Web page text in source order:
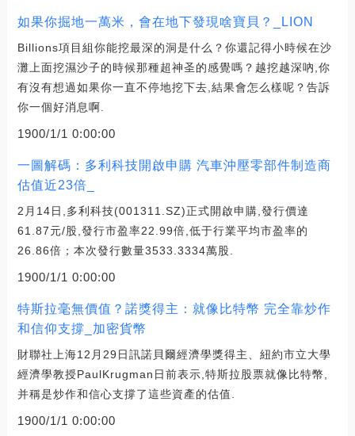
如果你掘地一萬米，會在地下發現啥寶貝？_LION
Billions項目組你能挖最深的洞是什么？你還記得小時候在沙
灘上面挖濕沙子的時候那種超神圣的感覺嗎？越挖越深吶,你
有沒有想過如果你一直不停地挖下去,結果會怎么樣呢？告訴
你一個好消息啊.
1900/1/1 0:00:00
一圖解碼：多利科技開啟申購 汽車沖壓零部件制造商
估值近23倍_
2月14日,多利科技(001311.SZ)正式開啟申購,發行價達
61.87元/股,發行市盈率22.99倍,低于行業平均市盈率的
26.86倍；本次發行數量3533.3334萬股.
1900/1/1 0:00:00
特斯拉毫無價值？諾獎得主：就像比特幣 完全靠炒作
和信仰支撐_加密貨幣
財聯社上海12月29日訊諾貝爾經濟學獎得主、紐約市立大學
經濟學教授PaulKrugman日前表示,特斯拉股票就像比特幣,
并稱是炒作和信心支撐了這些資產的估值.
1900/1/1 0:00:00